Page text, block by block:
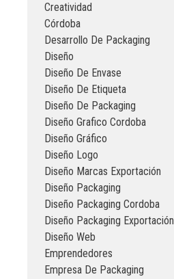
Creatividad
Córdoba
Desarrollo De Packaging
Diseño
Diseño De Envase
Diseño De Etiqueta
Diseño De Packaging
Diseño Grafico Cordoba
Diseño Gráfico
Diseño Logo
Diseño Marcas Exportación
Diseño Packaging
Diseño Packaging Cordoba
Diseño Packaging Exportación
Diseño Web
Emprendedores
Empresa De Packaging